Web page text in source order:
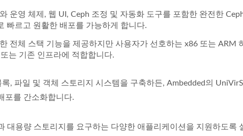
운영 체제, 웹 UI, Ceph 조정 및 자동화 도구를 포함한 완전한
빠르고 원활한 배포를 가능하게 합니다.
전체 스택 기능을 제공하지만 사용자가 선호하는 x86 또는 ARM
는 기존 인프라에 적합합니다.
, 파일 및 객체 스토리지 시스템을 구축하든, Ambedded의
포를 간소화합니다.
대용량 스토리지를 요구하는 다양한 애플리케이션을 지원하도록